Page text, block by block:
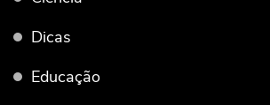
Dicas
Educação